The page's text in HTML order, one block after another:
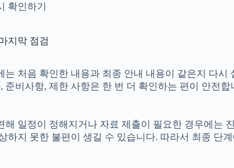
확인하기
지막 점검
처음 확인한 내용과 최종 안내 내용이 같은지 다
준비사항, 제한 사항은 한 번 더 확인하는 편이 안전합
해 일정이 정해지거나 자료 제출이 필요한 경우에는
하지 못한 불편이 생길 수 있습니다. 따라서 최종 단